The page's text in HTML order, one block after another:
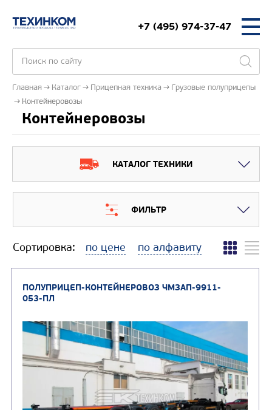
+7 (495) 974-37-47
Главная Каталог Прицепная техника
Грузовые полуприцепы
Контейнеровозы
Контейнеровозы
КАТАЛОГ ТЕХНИКИ
ФИЛЬТР
Сортировка: по цене по алфавиту
ПОЛУПРИЦЕП-КОНТЕЙНЕРОВОЗ ЧМЗАП-
053-ПЛ